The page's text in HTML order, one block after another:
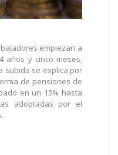
empiezan a
años y cinco meses,
subida se explica por
de pensiones de
en un 13% hasta
adoptadas por el